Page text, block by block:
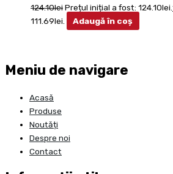
124.10leiPrețul inițial a fost: 124.10lei.
111.69lei.
Adaugă în coș
Meniu de navigare
Acasă
Produse
Noutăți
Despre noi
Contact